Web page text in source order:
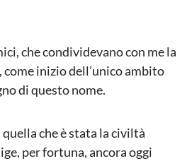
che condividevano con me la
come inizio dell’unico ambito
di questo nome.
che è stata la civiltà
per fortuna, ancora oggi